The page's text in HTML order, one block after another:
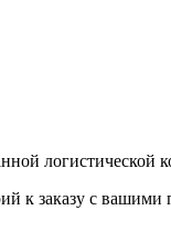
логистической
к заказу с